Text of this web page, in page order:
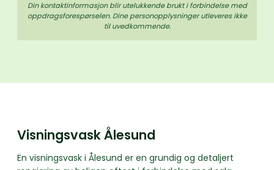
Din kontaktinformasjon blir utelukkende brukt i forbindelse med
oppdrags­forespørselen. Dine person­­opplysninger utleveres ikke
til uvedkommende.
Visningsvask Ålesund
En visningsvask i Ålesund er en grundig og detaljert